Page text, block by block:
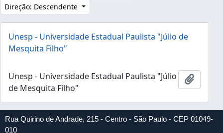
Direção: Descendente
Unesp - Universidade Estadual Paulista "Júlio de
Mesquita Filho"
Unesp - Universidade Estadual Paulista "Júlio
de Mesquita Filho"
Rua Quirino de Andrade, 215 - Centro - São Paulo - CEP 01049-
010